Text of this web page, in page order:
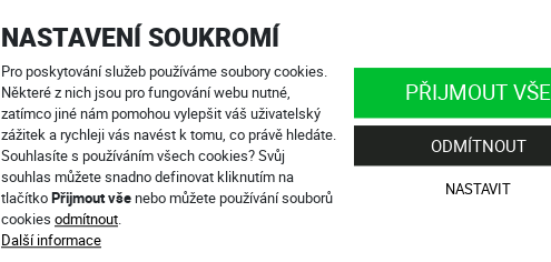
NASTAVENÍ SOUKROMÍ
Pro poskytování služeb používáme soubory cookies.
Některé z nich jsou pro fungování webu nutné,
zatímco jiné nám pomohou vylepšit váš uživatelský
zážitek a rychleji vás navést k tomu, co právě hledáte.
Souhlasíte s používáním všech cookies? Svůj
souhlas můžete snadno definovat kliknutím na
tlačítkoPřijmout všenebo můžete používání souborů
cookies odmítnout.
Další informace
PŘIJMOUT VŠE
ODMÍTNOUT
NASTAVIT